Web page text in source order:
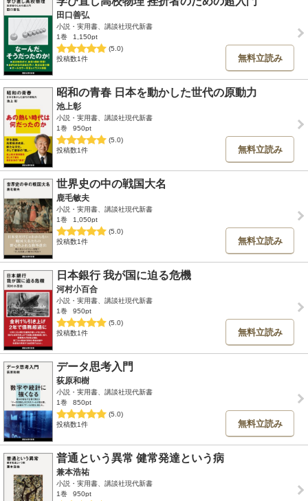
田口善弘
小説・実用書、講談社現代新書
1巻
1,150pt
(5.0)
投稿数1件
無料立読み
昭和の青春 日本を動かした世代の原動力
池上彰
小説・実用書、講談社現代新書
1巻
950pt
(5.0)
投稿数1件
無料立読み
世界史の中の戦国大名
鹿毛敏夫
小説・実用書、講談社現代新書
1巻
1,050pt
(5.0)
投稿数1件
無料立読み
日本銀行 我が国に迫る危機
河村小百合
小説・実用書、講談社現代新書
1巻
950pt
(5.0)
投稿数1件
無料立読み
データ思考入門
荻原和樹
小説・実用書、講談社現代新書
1巻
850pt
(5.0)
投稿数1件
無料立読み
普通という異常 健常発達という病
兼本浩祐
小説・実用書、講談社現代新書
1巻
950pt